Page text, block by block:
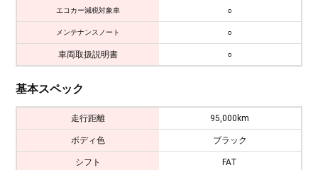
エコカー減税対象車 ○
メンテナンスノート ○
車両取扱説明書 ○
基本スペック
走行距離 95,000km
ボディ色 ブラック
シフト FAT